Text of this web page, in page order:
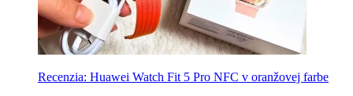
Recenzia: Huawei Watch Fit 5 Pro NFC v oranžovej farbe